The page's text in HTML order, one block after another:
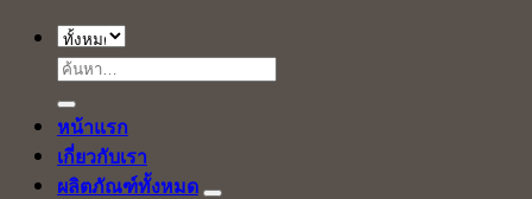
ค้นหา:
หน้าแรก
เกี่ยวกับเรา
ผลิตภัณฑ์ทั้งหมด